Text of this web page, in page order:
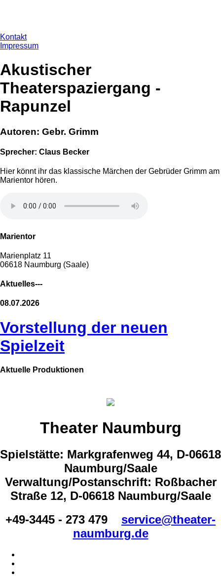
Kontakt
Impressum
Akustischer
Theaterspaziergang -
Rapunzel
Autoren: Gebr. Grimm
Sprecher: Claus Becker
Hier könnt ihr das klassische Märchen der Gebrüder Grimm am
Marientor hören.
Marientor
Marienplatz 11
06618 Naumburg (Saale)
Aktuelles---
08.07.2026
Vorstellung der neuen
Spielzeit
Aktuelle Produktionen
Theater Naumburg
Spielstätte: Markgrafenweg 44, D-06618
Naumburg/Saale
Verwaltung/Postanschrift: Roßbacher
Straße 12, D-06618 Naumburg/Saale
+49-3445 - 273 479
service@theater-
naumburg.de